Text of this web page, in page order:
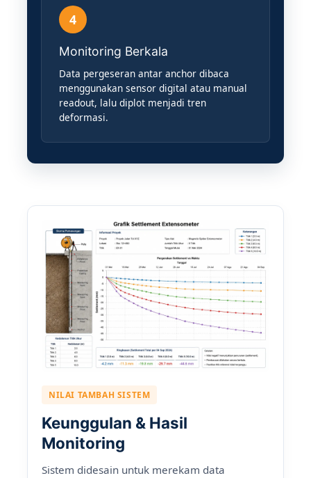
4
Monitoring Berkala
Data pergeseran antar anchor dibaca
menggunakan sensor digital atau manual
readout, lalu diplot menjadi tren
deformasi.
NILAI TAMBAH SISTEM
Keunggulan & Hasil
Monitoring
Sistem didesain untuk merekam data